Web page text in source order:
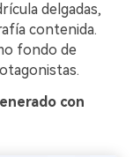
delgadas,
contenida.
fondo de
con